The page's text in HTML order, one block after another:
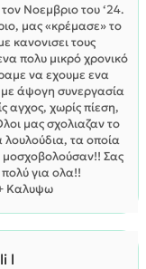
Νοεμβριο του ‘24.
μας «κρέμασε» το
κανονισει τους
πολυ μικρό χρονικό
να εχουμε ενα
άψογη συνεργασία
αγχος, χωρίς πίεση,
μας σχολιαζαν το
λουλούδια, τα οποία
μοσχοβολούσαν!! Σας
για ολα!!
Καλυψω
l